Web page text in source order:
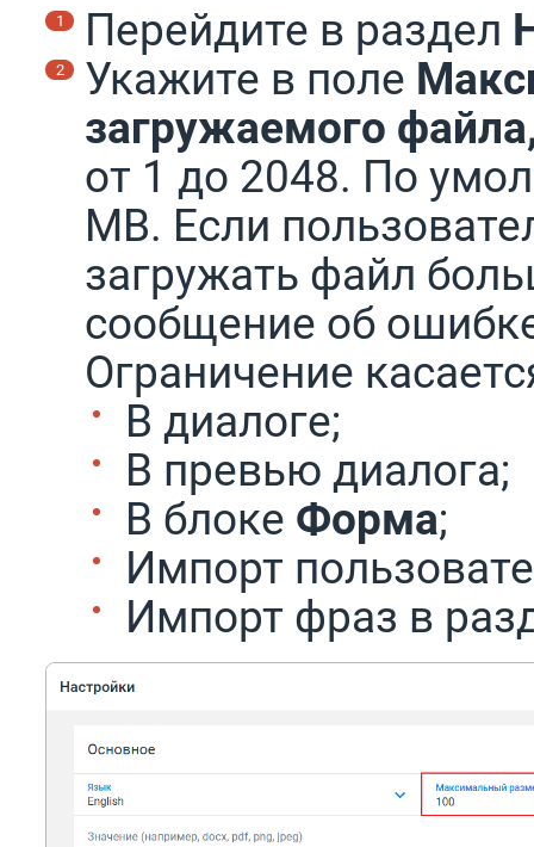
Перейдите в раздел
Укажите в поле
загружаемого
от 1 до 2048. По
MB. Если
загружать файл
сообщение об
Ограничение
В диалоге;
В превью диалога;
В блоке Форма;
Импорт
Импорт фраз в